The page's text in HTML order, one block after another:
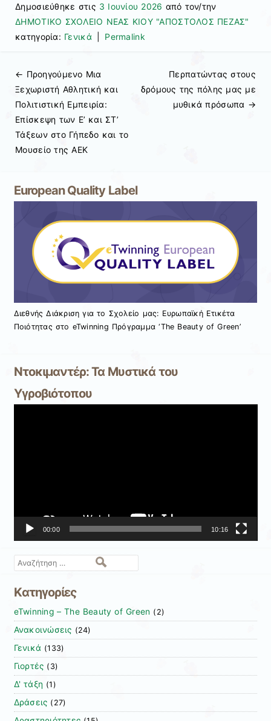
Δημοσιεύθηκε στις 3 Ιουνίου 2026 από τον/την
ΔΗΜΟΤΙΚΟ ΣΧΟΛΕΙΟ ΝΕΑΣ ΚΙΟΥ "ΑΠΟΣΤΟΛΟΣ ΠΕΖΑΣ"
κατηγορία: Γενικά Permalink
Πλοήγηση άρθρων
← Προηγούμενo Μια
Ξεχωριστή Αθλητική και
Πολιτιστική Εμπειρία:
Επίσκεψη των Ε’ και ΣΤ’
Τάξεων στο Γήπεδο και το
Μουσείο της ΑΕΚ
Περπατώντας στους
δρόμους της πόλης μας με
μυθικά πρόσωπα →
European Quality Label
Διεθνής Διάκριση για το Σχολείο μας: Ευρωπαϊκή Ετικέτα
Ποιότητας στο eTwinning Πρόγραμμα ‘The Beauty of Green’
Ντοκιμαντέρ: Τα Μυστικά του
Υγροβιότοπου
00:00 10:16
Αναζήτηση
Kατηγορίες
eTwinning – The Beauty of Green (2)
Ανακοινώσεις (24)
Γενικά (133)
Γιορτές (3)
Δ' τάξη (1)
Δράσεις (27)